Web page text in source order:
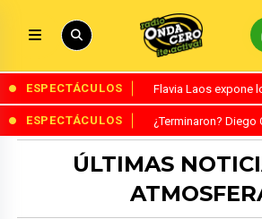
ESPECTÁCULOS Flavia Laos expone
ESPECTÁCULOS ¿Terminaron?
ÚLTIMAS